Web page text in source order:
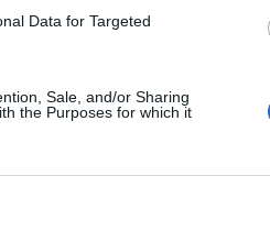
Data for Targeted
Sale, and/or Sharing
the Purposes for which it